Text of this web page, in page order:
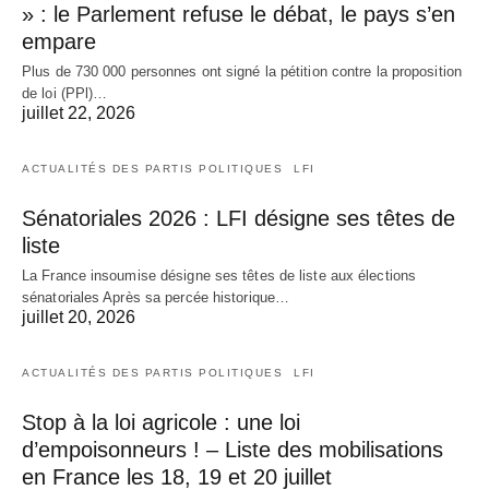
» : le Parlement refuse le débat, le pays s’en
empare
Plus de 730 000 personnes ont signé la pétition contre la proposition
de loi (PPl)…
juillet 22, 2026
ACTUALITÉS DES PARTIS POLITIQUES LFI
Sénatoriales 2026 : LFI désigne ses têtes de
liste
La France insoumise désigne ses têtes de liste aux élections
sénatoriales Après sa percée historique…
juillet 20, 2026
ACTUALITÉS DES PARTIS POLITIQUES LFI
Stop à la loi agricole : une loi
d’empoisonneurs ! – Liste des mobilisations
en France les 18, 19 et 20 juillet